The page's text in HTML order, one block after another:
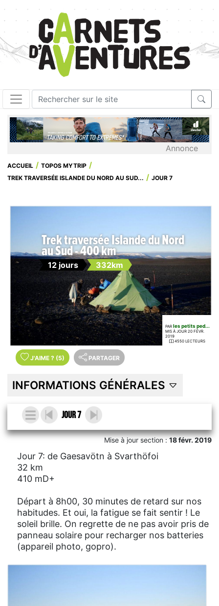
Annonce
ACCUEIL
TOPOS MYTRIP
TREK TRAVERSÉE ISLANDE DU NORD AU SUD...
JOUR 7
Trek traversée Islande du Nord
au Sud - 400 km
12 jours 332km
PAR les petits ped...
MIS À JOUR 20 FÉVR.
2019
4550 LECTEURS
J'AIME ? (5) PARTAGER
INFORMATIONS GÉNÉRALES
Jour 7
Mise à jour section :18 févr. 2019
Jour 7: de Gaesavötn à Svarthöfoi
32 km
410 mD+
Départ à 8h00, 30 minutes de retard sur nos
habitudes. Et oui, la fatigue se fait sentir ! Le
soleil brille. On regrette de ne pas avoir pris de
panneau solaire pour recharger nos batteries
(appareil photo, gopro).